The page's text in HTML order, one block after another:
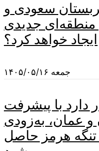
عربستان سعودی و
منطقه‌ای جدیدی
ایجاد خواهد کرد؟
جمعه ۱۴۰۵/۰۵/۱۶
دارد با پیشرفت
و عمان، به‌زودی
تنگه هرمز حاصل